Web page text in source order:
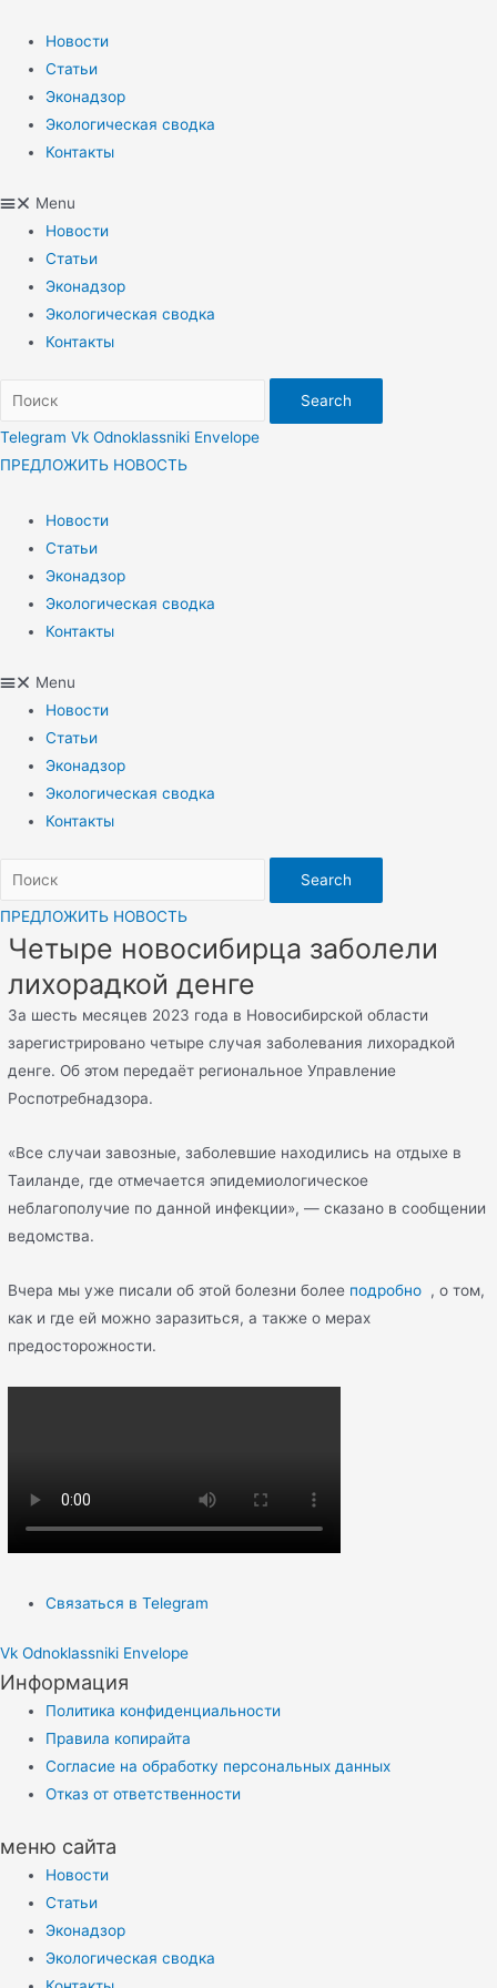
содержимому
Новости
Статьи
Эконадзор
Экологическая сводка
Контакты
Menu
Новости
Статьи
Эконадзор
Экологическая сводка
Контакты
Search
Telegram Vk Odnoklassniki Envelope
ПРЕДЛОЖИТЬ НОВОСТЬ
Новости
Статьи
Эконадзор
Экологическая сводка
Контакты
Menu
Новости
Статьи
Эконадзор
Экологическая сводка
Контакты
Search
ПРЕДЛОЖИТЬ НОВОСТЬ
Четыре новосибирца заболели
лихорадкой денге
За шесть месяцев 2023 года в Новосибирской области
зарегистрировано четыре случая заболевания лихорадкой
денге. Об этом передаёт региональное Управление
Роспотребнадзора.
«Все случаи завозные, заболевшие находились на отдыхе в
Таиланде, где отмечается эпидемиологическое
неблагополучие по данной инфекции», — сказано в сообщении
ведомства.
Вчера мы уже писали об этой болезни более подробно , о том,
как и где ей можно заразиться, а также о мерах
предосторожности.
Связаться в Telegram
Vk Odnoklassniki Envelope
Информация
Политика конфиденциальности
Правила копирайта
Согласие на обработку персональных данных
Отказ от ответственности
меню сайта
Новости
Статьи
Эконадзор
Экологическая сводка